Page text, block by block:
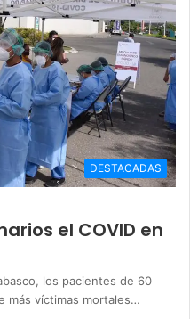
DESTACADAS
el COVID en
los pacientes de 60
más víctimas mortales…